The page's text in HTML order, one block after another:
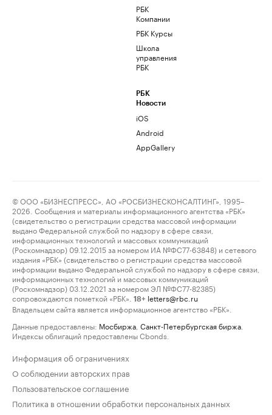
РБК
Компании
РБК Курсы
Школа
управления
РБК
РБК
Новости
iOS
Android
AppGallery
© ООО «БИЗНЕСПРЕСС», АО «РОСБИЗНЕСКОНСАЛТИНГ», 1995–
2026. Сообщения и материалы информационного агентства «РБК»
(свидетельство о регистрации средства массовой информации
выдано Федеральной службой по надзору в сфере связи,
информационных технологий и массовых коммуникаций
(Роскомнадзор) 09.12.2015 за номером ИА №ФС77-63848) и сетевого
издания «РБК» (свидетельство о регистрации средства массовой
информации выдано Федеральной службой по надзору в сфере связи,
информационных технологий и массовых коммуникаций
(Роскомнадзор) 03.12.2021 за номером ЭЛ №ФС77-82385)
сопровождаются пометкой «РБК».
18+ letters@rbc.ru
Владельцем сайта является информационное агентство «РБК».
Данные предоставлены: Мосбиржа Санкт-Петербургская биржа
Индексы облигаций предоставлены Cbonds.
Информация об ограничениях
О соблюдении авторских прав
Пользовательское соглашение
Политика в отношении обработки персональных данных